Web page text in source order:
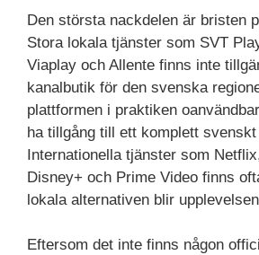
Den största nackdelen är bristen
Stora lokala tjänster som SVT
Viaplay och Allente finns inte
kanalbutik för den svenska
plattformen i praktiken
ha tillgång till ett komplett svenskt
Internationella tjänster som
Disney+ och Prime Video finns
lokala alternativen blir
Eftersom det inte finns någon